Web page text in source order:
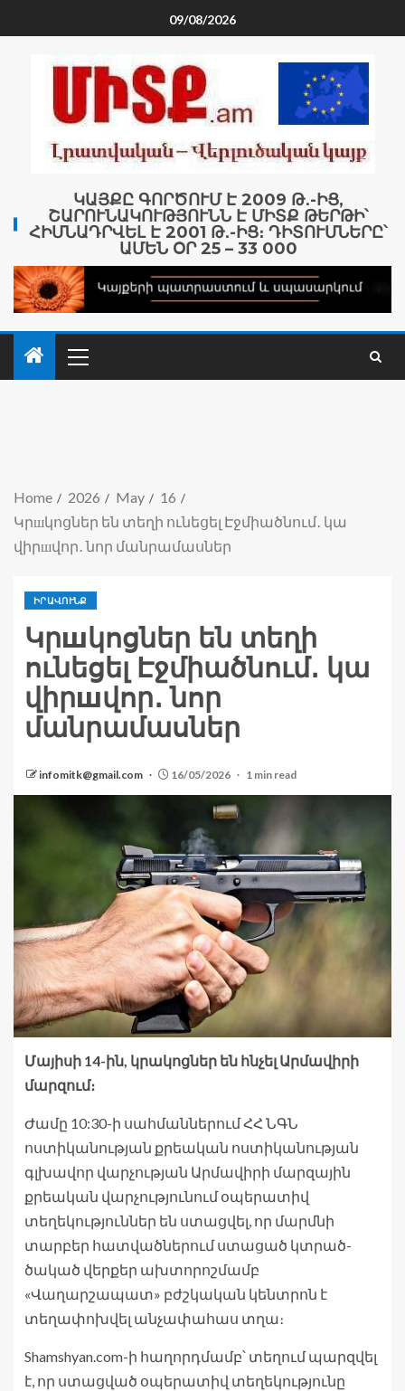
09/08/2026
ԿԱՅՔԸ ԳՈՐԾՈՒՄ Է 2009 Թ․-ԻՑ,
ՇԱՐՈՒՆԱԿՈՒԹՅՈՒՆՆ Է ՄԻՏՔ ԹԵՐԹԻ՝
ՀԻՄՆԱԴՐՎԵԼ Է 2001 Թ․-ԻՑ։ ԴԻՏՈՒՄՆԵՐԸ՝
ԱՄԵՆ ՕՐ 25 – 33 000
Home 2026 May
16
Կրшկոցներ են տեղի ունեցել Էջմիածնում․ կա
վիրшվոր․ նոր մանրամասներ
ԻՐԱՎՈՒՆՔ
Կրшկոցներ են տեղի
ունեցել Էջմիածնում․ կա
վիրшվոր․ նոր
մանրամասներ
infomitk@gmail.com 16/05/2026 1 min read
Մայիսի 14-ին, կրակոցներ են հնչել Արմավիրի
մարզում։
Ժամը 10:30-ի սահմաններում ՀՀ ՆԳՆ
ոստիկանության քրեական ոստիկանության
գլխավոր վարչության Արմավիրի մարզային
քրեական վարչությունում օպերատիվ
տեղեկություններ են ստացվել, որ մարմնի
տարբեր հատվածներում ստացած կտրած-
ծակած վերքեր ախտորոշմամբ
«Վաղարշապատ» բժշկական կենտրոն է
տեղափոխվել անչափահաս տղա։
Shamshyan.com-ի հաղորդմամբ՝ տեղում պարզվել
է, որ ստացված օպերատիվ տեղեկությունը